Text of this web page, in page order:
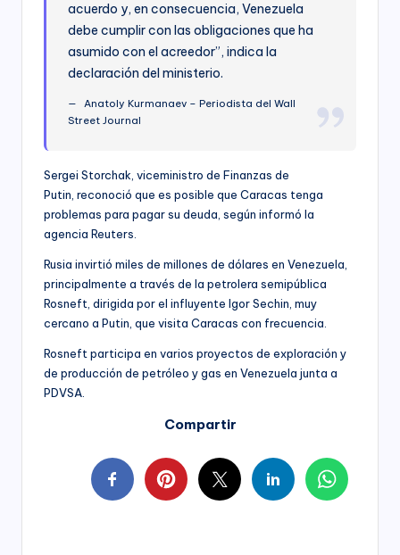
acuerdo y, en consecuencia, Venezuela
debe cumplir con las obligaciones que ha
asumido con el acreedor”, indica la
declaración del ministerio.
Anatoly Kurmanaev – Periodista del Wall
Street Journal
Sergei Storchak, viceministro de Finanzas de
Putin, reconoció que es posible que Caracas tenga
problemas para pagar su deuda, según informó la
agencia Reuters.
Rusia invirtió miles de millones de dólares en Venezuela,
principalmente a través de la petrolera semipública
Rosneft, dirigida por el influyente Igor Sechin, muy
cercano a Putin, que visita Caracas con frecuencia.
Rosneft participa en varios proyectos de exploración y
de producción de petróleo y gas en Venezuela junta a
PDVSA.
Compartir